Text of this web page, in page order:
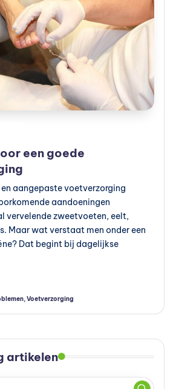
een goede
aangepaste voetverzorging
aandoeningen
vervelende zweetvoeten, eelt,
Maar wat verstaat men onder een
Dat begint bij dagelijkse
,Voetverzorging
artikelen